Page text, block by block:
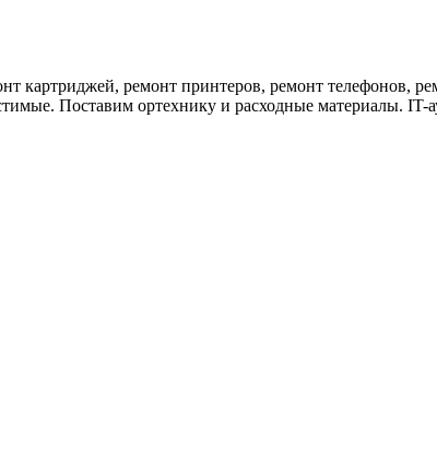
картриджей, ремонт принтеров, ремонт телефонов,
Поставим ортехнику и расходные материалы. IT-